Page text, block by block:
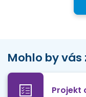
Mohlo by
Projekt